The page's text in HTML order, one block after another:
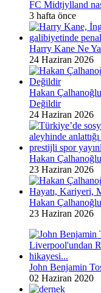
FC Midtjylland
3 hafta önce
Harry Kane Ne
24 Haziran 2026
Hakan
Değildir
24 Haziran 2026
Hakan
23 Haziran 2026
Hakan
23 Haziran 2026
John Benjamin
02 Haziran 2020